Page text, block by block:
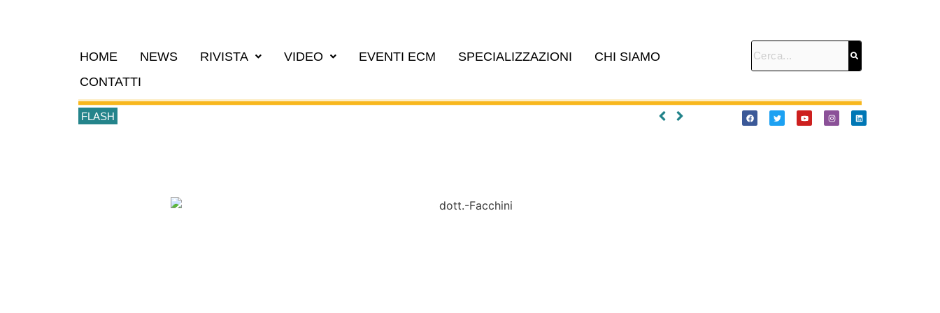
HOME NEWS RIVISTA VIDEO EVENTI ECM SPECIALIZZAZIONI
CHI SIAMO
CONTATTI
FLASH